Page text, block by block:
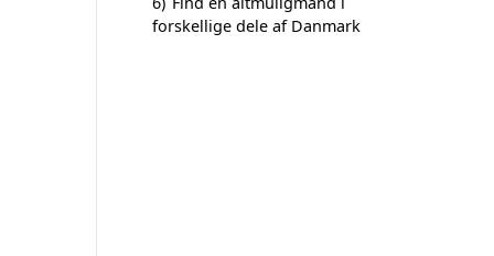
forskellige dele af Danmark